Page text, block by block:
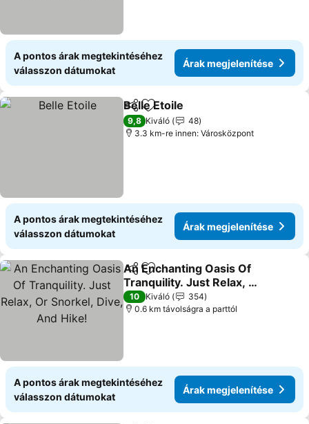
A pontos árak megtekintéséhez
válasszon dátumokat
Árak megjelenítése
Megosztás
Hozzáadás a kedvencekhez
Belle Etoile
9,8 Kiváló
48
3.3 km-re innen: Városközpont
A pontos árak megtekintéséhez
válasszon dátumokat
Árak megjelenítése
Megosztás
Hozzáadás a kedvencekhez
An Enchanting Oasis Of
Tranquility. Just Relax, Or
Snorkel, Dive, And Hike!
10 Kiváló
354
0.6 km távolságra a parttól
A pontos árak megtekintéséhez
válasszon dátumokat
Árak megjelenítése